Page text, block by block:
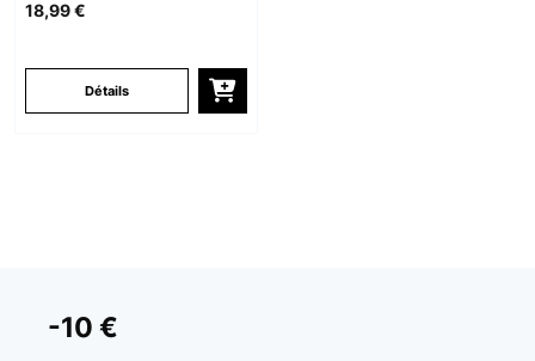
18,99 €
Détails
-10 €